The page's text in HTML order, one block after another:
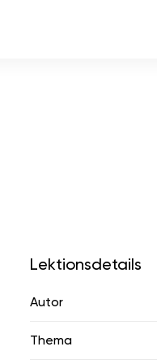
Lektionsdetails
Autor
Thema